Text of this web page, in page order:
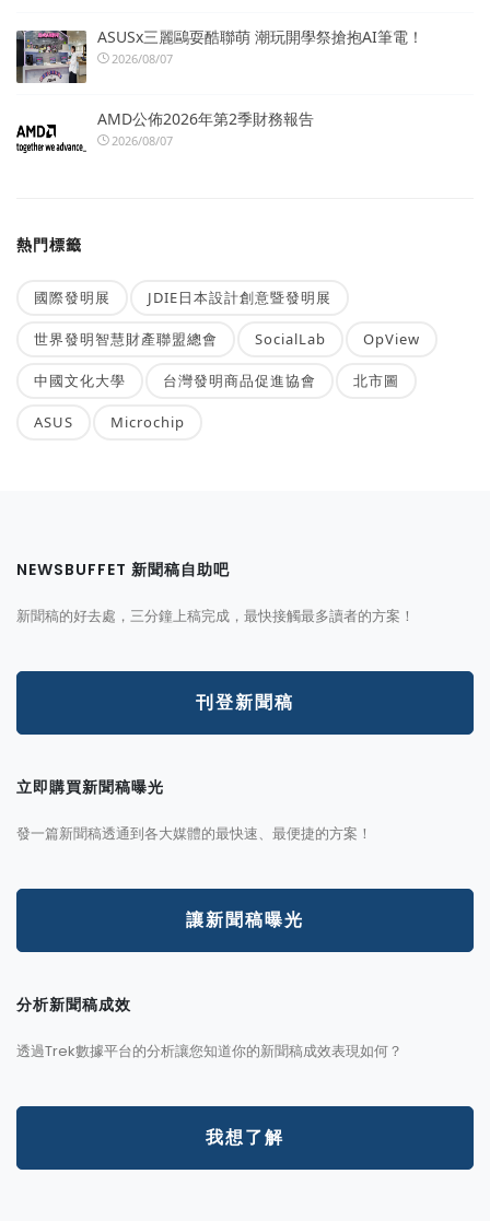
ASUSx三麗鷗耍酷聯萌 潮玩開學祭搶抱AI筆電！
2026/08/07
AMD公佈2026年第2季財務報告
2026/08/07
熱門標籤
國際發明展 JDIE日本設計創意暨發明展
世界發明智慧財產聯盟總會 SocialLab OpView
中國文化大學 台灣發明商品促進協會 北市圖
ASUS Microchip
NEWSBUFFET 新聞稿自助吧
新聞稿的好去處，三分鐘上稿完成，最快接觸最多讀者的方案！
刊登新聞稿
立即購買新聞稿曝光
發一篇新聞稿透通到各大媒體的最快速、最便捷的方案！
讓新聞稿曝光
分析新聞稿成效
透過Trek數據平台的分析讓您知道你的新聞稿成效表現如何？
我想了解